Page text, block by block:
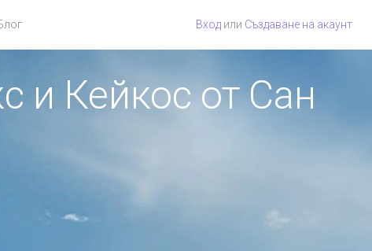
Вход или Създаване на акаунт
и Кейкос от Сан